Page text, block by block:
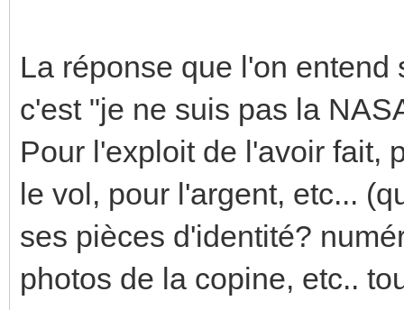
La réponse que l'on
c'est "je ne suis pas la
Pour l'exploit de l'avoir fait,
le vol, pour l'argent, etc...
ses pièces d'identité?
photos de la copine, etc..